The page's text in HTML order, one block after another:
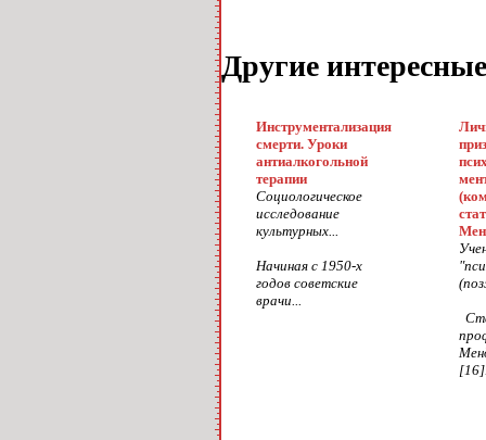
Другие
Инструментализация
смерти. Уроки
антиалкогольной
терапии
Социологическое
исследование
культурных...
Начиная с 1950-х
годов советские
врачи...